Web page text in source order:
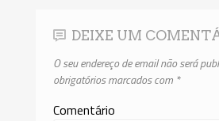
DEIXE UM
O seu endereço de email não será
obrigatórios marcados com *
Comentário